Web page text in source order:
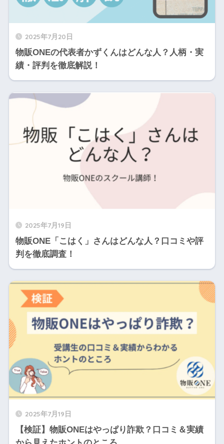
2025年7月20日
物販ONEの代表者かずくんはどんな人？人柄・実
績・評判を徹底解説！
2025年7月19日
物販ONE「こはく」さんはどんな人？口コミや評
判を徹底調査！
2025年7月19日
【検証】物販ONEはやっぱり詐欺？口コミ＆実績